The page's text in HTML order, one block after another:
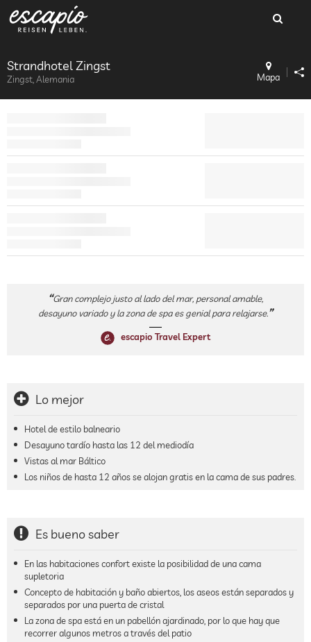
Strandhotel Zingst
Zingst, Alemania Mapa
Gran complejo justo al lado del mar, personal amable,
desayuno variado y la zona de spa es genial para relajarse.
escapio Travel Expert
Lo mejor
Hotel de estilo balneario
Desayuno tardío hasta las 12 del mediodía
Vistas al mar Báltico
Los niños de hasta 12 años se alojan gratis en la cama de sus padres.
Es bueno saber
En las habitaciones confort existe la posibilidad de una cama
supletoria
Concepto de habitación y baño abiertos, los aseos están separados y
separados por una puerta de cristal
La zona de spa está en un pabellón ajardinado, por lo que hay que
recorrer algunos metros a través del patio